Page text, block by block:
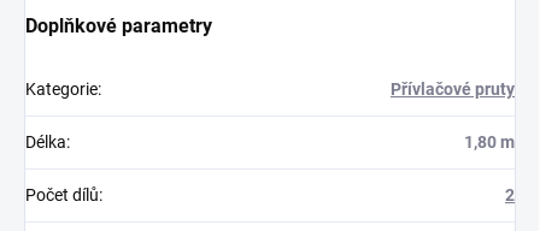
Doplňkové parametry
Kategorie: Přívlačové pruty
Délka: 1,80 m
Počet dílů: 2